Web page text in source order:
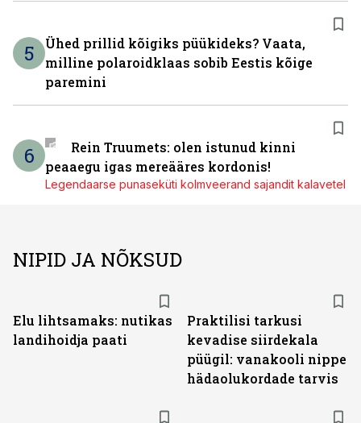
5
Ühed prillid kõigiks püükideks? Vaata,
milline polaroidklaas sobib Eestis kõige
paremini
6
Rein Truumets: olen istunud kinni
peaaegu igas mereääres kordonis!
Legendaarse punaseküti kolmveerand sajandit kalavetel
NIPID JA NÕKSUD
Elu lihtsamaks: nutikas
landihoidja paati
Praktilisi tarkusi
kevadise siirdekala
püügil: vanakooli nippe
hädaolukordade tarvis